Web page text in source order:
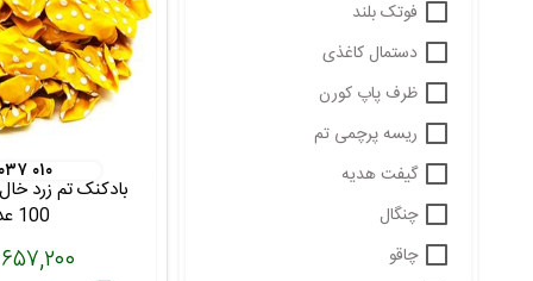
۱۰۶
100 عددی
۶۵۷,۲۰۰ تومان
فوتک بلند
دستمال کاغذی
ظرف پاپ کورن
ریسه پرچمی تم
گیفت هدیه
چنگال
چاقو